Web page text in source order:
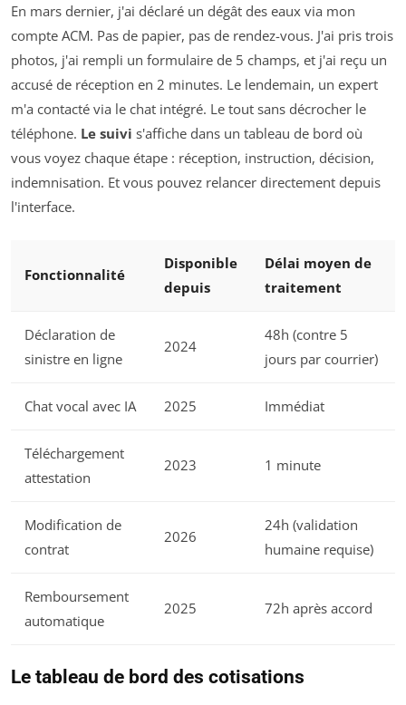
En mars dernier, j'ai déclaré un dégât des eaux via mon
compte ACM. Pas de papier, pas de rendez-vous. J'ai pris trois
photos, j'ai rempli un formulaire de 5 champs, et j'ai reçu un
accusé de réception en 2 minutes. Le lendemain, un expert
m'a contacté via le chat intégré. Le tout sans décrocher le
téléphone. Le suivi s'affiche dans un tableau de bord où
vous voyez chaque étape : réception, instruction, décision,
indemnisation. Et vous pouvez relancer directement depuis
l'interface.
Fonctionnalité
Disponible
depuis
Délai moyen de
traitement
Déclaration de
sinistre en ligne
2024
48h (contre 5
jours par courrier)
Chat vocal avec IA 2025 Immédiat
Téléchargement
attestation
2023 1 minute
Modification de
contrat
2026
24h (validation
humaine requise)
Remboursement
automatique
2025 72h après accord
Le tableau de bord des cotisations